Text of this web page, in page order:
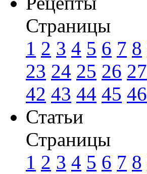
Страницы
1 2 3 4 5 6 7 8
23 24 25 26 27
42 43 44 45 46
Статьи
Страницы
1 2 3 4 5 6 7 8